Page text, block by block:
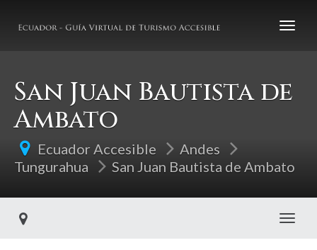
San Juan Bautista de
Ambato
Ecuador Accesible
Andes
Tungurahua
San Juan Bautista de Ambato